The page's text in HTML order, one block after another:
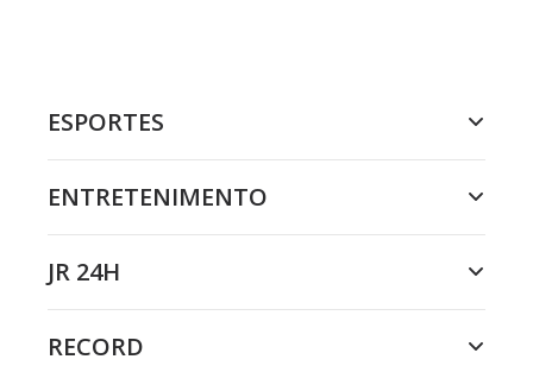
ESPORTES
ENTRETENIMENTO
JR 24H
RECORD